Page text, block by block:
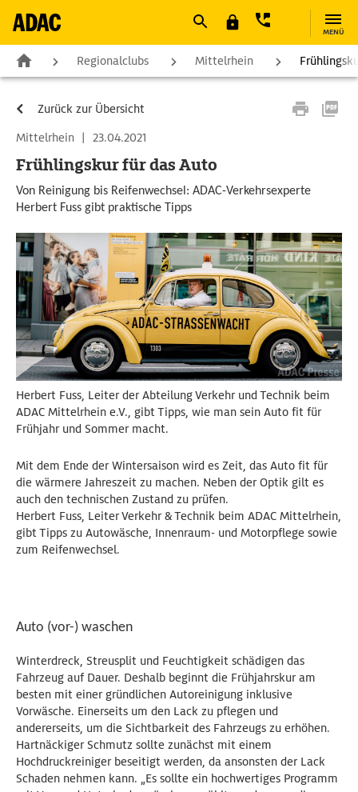
MENÜ
Regionalclubs Mittelrhein
Zurück zur Übersicht
Mittelrhein | 23.04.2021
Frühlingskur für das Auto
Von Reinigung bis Reifenwechsel: ADAC-Verkehrsexperte
Herbert Fuss gibt praktische Tipps
Herbert Fuss, Leiter der Abteilung Verkehr und Technik beim
ADAC Mittelrhein e.V., gibt Tipps, wie man sein Auto fit für
Frühjahr und Sommer macht.
Mit dem Ende der Wintersaison wird es Zeit, das Auto fit für
die wärmere Jahreszeit zu machen. Neben der Optik gilt es
auch den technischen Zustand zu prüfen.
Herbert Fuss, Leiter Verkehr & Technik beim ADAC Mittelrhein,
gibt Tipps zu Autowäsche, Innenraum- und Motorpflege sowie
zum Reifenwechsel.
Auto (vor-) waschen
Winterdreck, Streusplit und Feuchtigkeit schädigen das
Fahrzeug auf Dauer. Deshalb beginnt die Frühjahrskur am
besten mit einer gründlichen Autoreinigung inklusive
Vorwäsche. Einerseits um den Lack zu pflegen und
andererseits, um die Sichtbarkeit des Fahrzeugs zu erhöhen.
Hartnäckiger Schmutz sollte zunächst mit einem
Hochdruckreiniger beseitigt werden, da ansonsten der Lack
Schaden nehmen kann. „Es sollte ein hochwertiges Programm